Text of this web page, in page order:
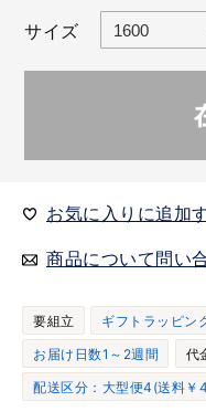
サイズ
お気に入りに追加
商品について問い
要組立 ギフトラッピン
お届け日数1～2週間
代
配送区分：大型便4(送料￥